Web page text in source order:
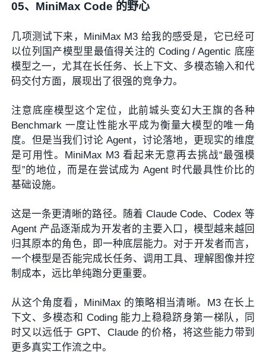
05、 MiniMax Code 的野心
几项测试下来，MiniMax M3 给我的感受是，它已经可
以位列国产模型里最值得关注的 Coding / Agentic 底座
模型之一，尤其在长任务、长上下文、多模态输入和代
码交付方面，展现出了很强的竞争力。
注意底座模型这个定位，此前城头变幻大王旗的各种
Benchmark 一度让性能水平成为衡量大模型的唯一角
度。但是当我们讨论 Agent，讨论落地，更现实的维度
是可用性。MiniMax M3 看起来无意再去挑战“最强模
型”的地位，而是在尝试成为 Agent 时代最具性价比的
基础设施。
这是一条更清晰的路径。随着 Claude Code、Codex 等
Agent 产品逐渐成为开发者的主要入口，模型越来越回
归其原本的角色，即一种底层能力。对于开发者而言，
一个模型是否能完成长任务、调用工具、理解图像并控
制成本，远比单纯跑分更重要。
从这个角度看，MiniMax 的策略相当清晰。M3 在长上
下文、多模态和 Coding 能力上稳稳跻身第一梯队，同
时又以远低于 GPT、Claude 的价格，将这些能力带到
更多真实工作流之中。